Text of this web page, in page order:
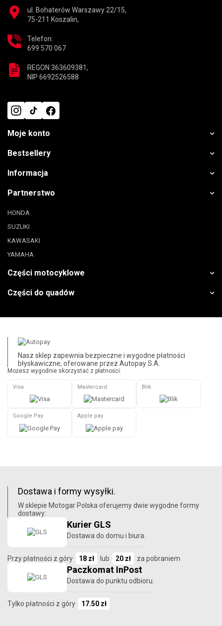
ul. Bohaterów Warszawy 22/15,
75-211 Koszalin,
Telefon:
699 570 067
REGON 363609381,
NIP 6692526588
Moje konto
Bestsellery
Informacja
Partnerstwo
HONDA
SUZUKI
KAWASAKI
YAMAHA
Części motocyklowe
Części do quadów
Nasz sklep zapewnia bezpieczne i wygodne płatności
błyskawiczne, oferowane przez Autopay S.A.
Możesz wygodnie skorzystać z płatności:
Visa Mastercard Blik
Google Pay Apple pay
Dostawa i formy wysyłki.
W sklepie Motogar Polska oferujemy dwie wygodne formy
dostawy:
Kurier GLS
Dostawa do domu i biura.
Przy płatności z góry 18 zł lub 20 zł za pobraniem
Paczkomat InPost
Dostawa do punktu odbioru.
Tylko płatności z góry 17.50 zł